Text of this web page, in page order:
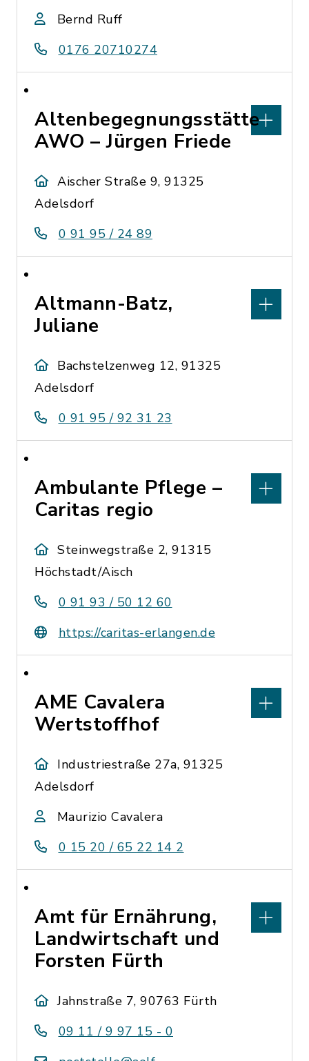
Bernd Ruff
0176 20710274
Altenbegegnungsstätte
AWO – Jürgen Friede
Aischer Straße 9, 91325
Adelsdorf
0 91 95 / 24 89
Altmann-Batz,
Juliane
Bachstelzenweg 12, 91325
Adelsdorf
0 91 95 / 92 31 23
Ambulante Pflege –
Caritas regio
Steinwegstraße 2, 91315
Höchstadt/Aisch
0 91 93 / 50 12 60
https://caritas-erlangen.de
AME Cavalera
Wertstoffhof
Industriestraße 27a, 91325
Adelsdorf
Maurizio Cavalera
0 15 20 / 65 22 14 2
Amt für Ernährung,
Landwirtschaft und
Forsten Fürth
Jahnstraße 7, 90763 Fürth
09 11 / 9 97 15 - 0